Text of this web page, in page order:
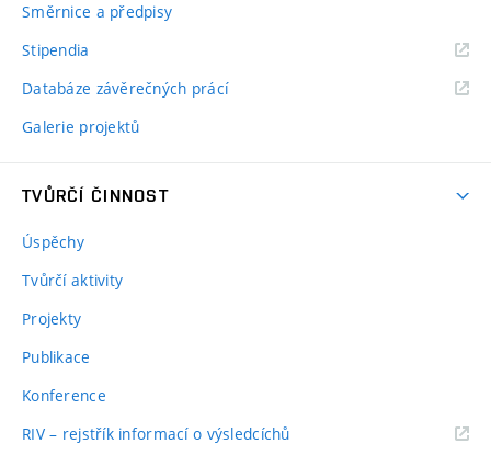
Směrnice a předpisy
Stipendia
Databáze závěrečných prácí
Galerie projektů
TVŮRČÍ ČINNOST
Úspěchy
Tvůrčí aktivity
Projekty
Publikace
Konference
RIV – rejstřík informací o výsledcíchů